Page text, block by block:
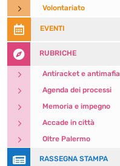
5 Volontariato
 EVENTI
 RUBRICHE
5 Antiracket e antimafia
5 Agenda dei processi
5 Memoria e impegno
5 Accade in città
5 Oltre Palermo
 RASSEGNA STAMPA